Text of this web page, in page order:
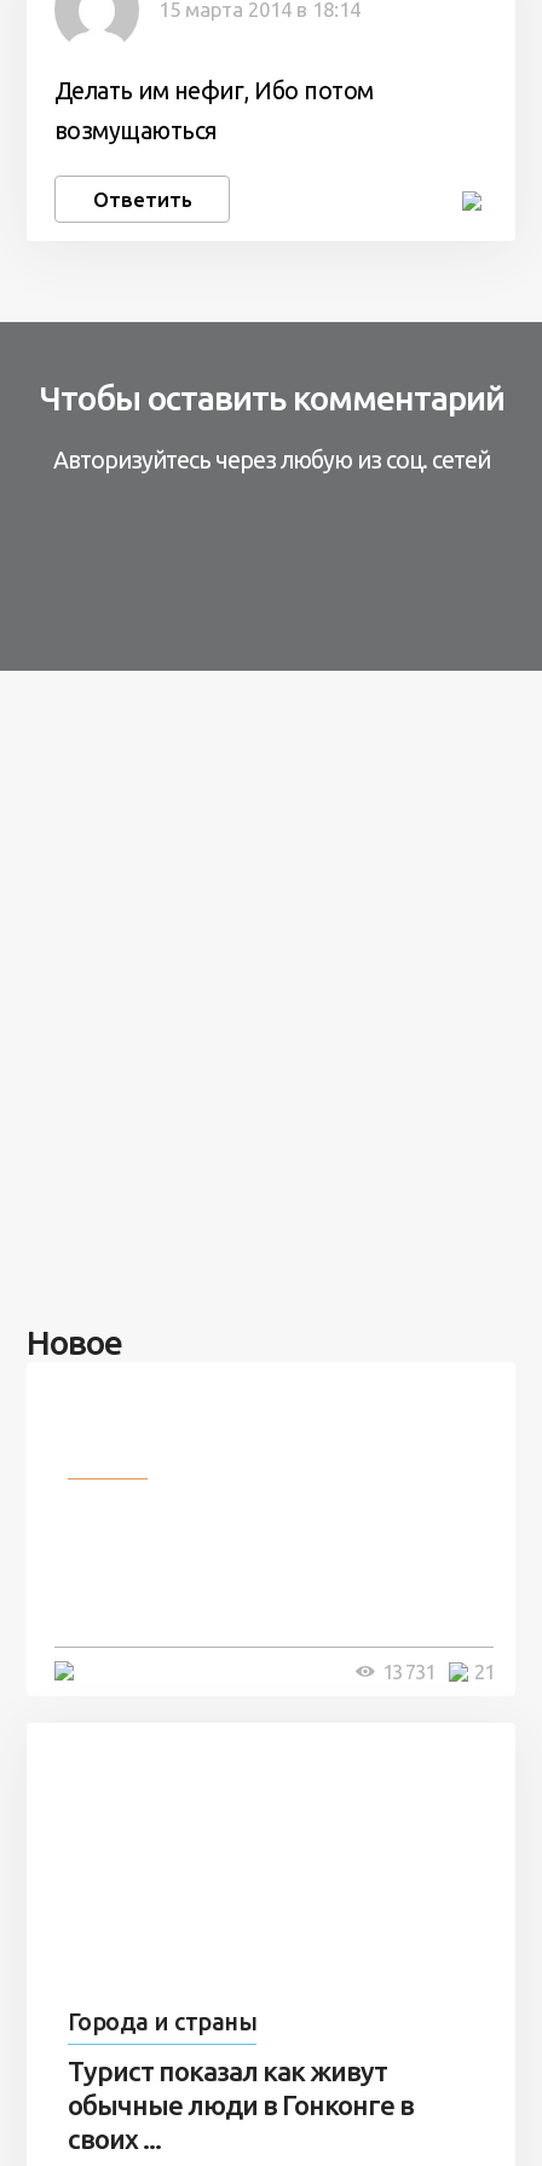
15 марта 2014 в 18:14
Делать им нефиг, Ибо потом
возмущаються
Ответить
Чтобы оставить комментарий
Авторизуйтесь через любую из соц. сетей
Новое
21
13 731
Города и страны
Турист показал как живут
обычные люди в Гонконге в
своих ...